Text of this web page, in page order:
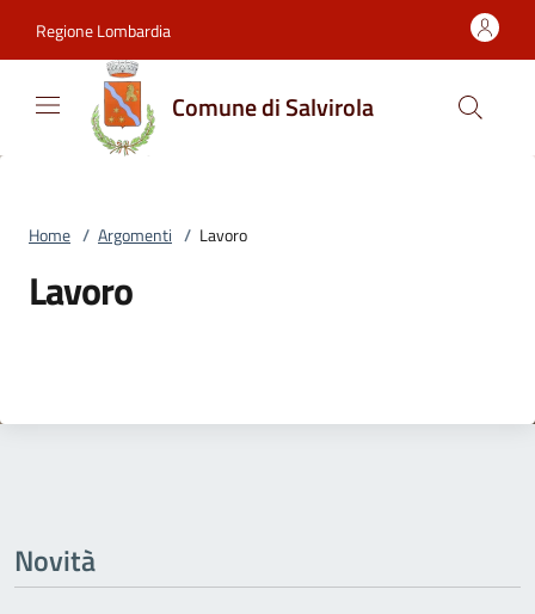
Regione Lombardia
Comune di Salvirola
Home / Argomenti / Lavoro
Lavoro
Novità